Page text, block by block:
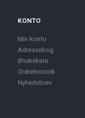
KONTO
Min konto
Adressebog
Ønskeliste
Ordrehistorik
Nyhedsbrev